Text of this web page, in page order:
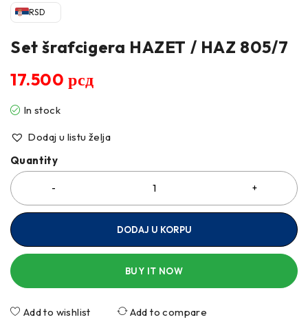
RSD
Set šrafcigera HAZET / HAZ 805/7
17.500рсд
In stock
Dodaj u listu želja
Quantity
DODAJ U KORPU
BUY IT NOW
Add to wishlist Add to compare